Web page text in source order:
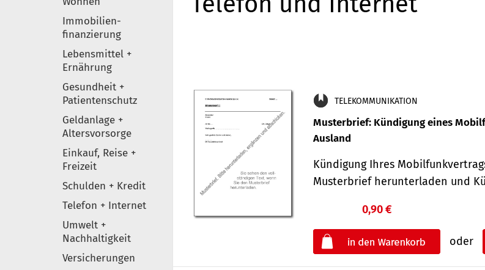
ElementeImmobilien-
finanzierung
Lebensmittel +
Ernährung
Gesundheit +
Patientenschutz
Geldanlage +
Altersvorsorge
Einkauf, Reise +
Freizeit
Schulden + Kredit
Telefon + Internet
Umwelt +
Nachhaltigkeit
Versicherungen
TELEKOMMUNIKATION
Musterbrief: Kündigung eines
Ausland
Kündigung Ihres
Musterbrief herunterladen und
0,90 €
oder